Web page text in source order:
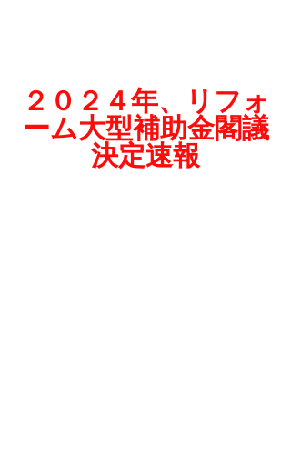
２０２４年、リフォ
ーム大型補助金閣議
決定速報